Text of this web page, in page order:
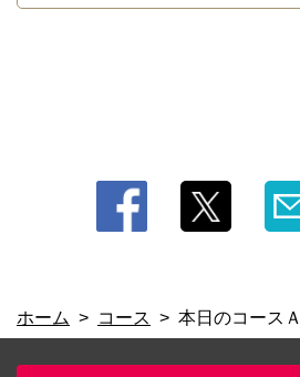
ホーム コース 本日のコース